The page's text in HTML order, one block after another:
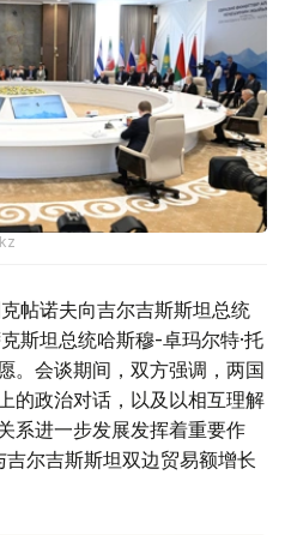
帖诺夫向吉尔吉斯斯坦总统
斯坦总统哈斯穆-卓玛尔特·托
。会谈期间，双方强调，两国
的政治对话，以及以相互理解
系进一步发展发挥着重要作
尔吉斯斯坦双边贸易额增长